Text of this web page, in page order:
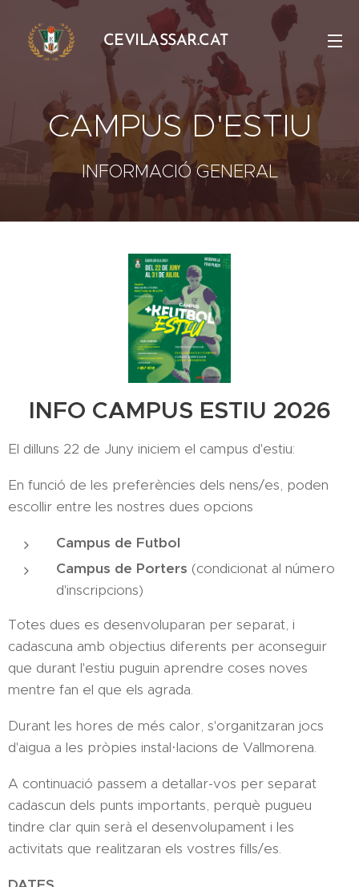
CEVILASSAR.CAT
CAMPUS D'ESTIU
INFORMACIÓ GENERAL
INFO CAMPUS ESTIU 2026
El dilluns 22 de Juny iniciem el campus d'estiu:
En funció de les preferències dels nens/es, poden
escollir entre les nostres dues opcions
Campus de Futbol
Campus de Porters (condicionat al número
d'inscripcions)
Totes dues es desenvoluparan per separat, i
cadascuna amb objectius diferents per aconseguir
que durant l'estiu puguin aprendre coses noves
mentre fan el que els agrada.
Durant les hores de més calor, s'organitzaran jocs
d'aigua a les pròpies instal·lacions de Vallmorena.
A continuació passem a detallar-vos per separat
cadascun dels punts importants, perquè pugueu
tindre clar quin serà el desenvolupament i les
activitats que realitzaran els vostres fills/es.